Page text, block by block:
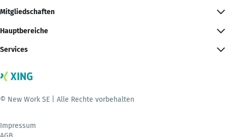
Mitgliedschaften
Hauptbereiche
Services
© New Work SE | Alle Rechte vorbehalten
Impressum